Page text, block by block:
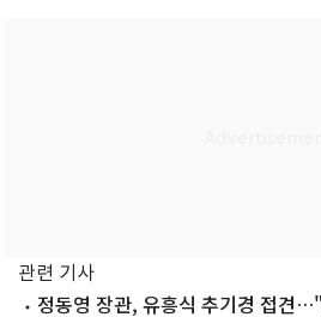
관련 기사
정동영 장관, 유흥식 추기경 접견